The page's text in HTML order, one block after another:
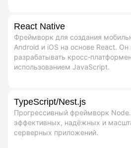
React Native
Фреймворк для создания
Android и iOS на основе React. Он
разрабатывать
использованием JavaScript.
TypeScript/Nest.js
Прогрессивный фреймворк
эффективных, надёжных и
серверных приложений.